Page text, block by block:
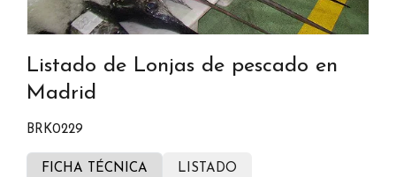
Listado de Lonjas de pescado en
Madrid
BRK0229
FICHA TÉCNICA LISTADO